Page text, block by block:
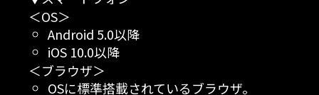
＜OS＞
Android 5.0以降
iOS 10.0以降
＜ブラウザ＞
OSに標準搭載されているブラウザ。